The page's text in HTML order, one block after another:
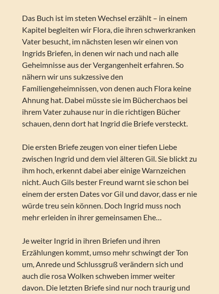
Das Buch ist im steten Wechsel erzählt – in einem
Kapitel begleiten wir Flora, die ihren schwerkranken
Vater besucht, im nächsten lesen wir einen von
Ingrids Briefen, in denen wir nach und nach alle
Geheimnisse aus der Vergangenheit erfahren. So
nähern wir uns sukzessive den
Familiengeheimnissen, von denen auch Flora keine
Ahnung hat. Dabei müsste sie im Bücherchaos bei
ihrem Vater zuhause nur in die richtigen Bücher
schauen, denn dort hat Ingrid die Briefe versteckt.
Die ersten Briefe zeugen von einer tiefen Liebe
zwischen Ingrid und dem viel älteren Gil. Sie blickt zu
ihm hoch, erkennt dabei aber einige Warnzeichen
nicht. Auch Gils bester Freund warnt sie schon bei
einem der ersten Dates vor Gil und davor, dass er nie
würde treu sein können. Doch Ingrid muss noch
mehr erleiden in ihrer gemeinsamen Ehe…
Je weiter Ingrid in ihren Briefen und ihren
Erzählungen kommt, umso mehr schwingt der Ton
um, Anrede und Schlussgruß verändern sich und
auch die rosa Wolken schweben immer weiter
davon. Die letzten Briefe sind nur noch traurig und